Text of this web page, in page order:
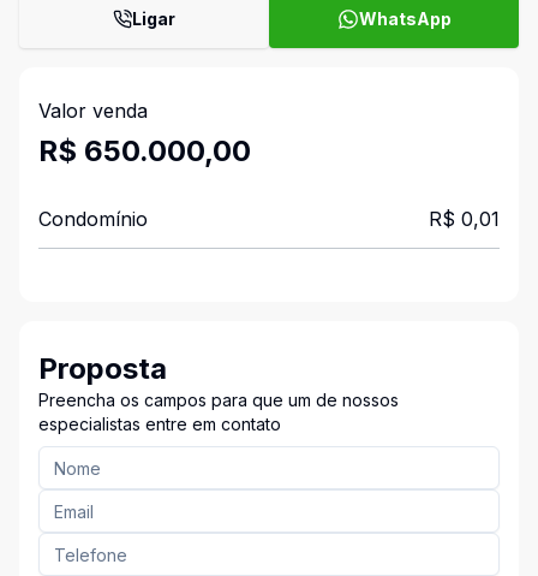
Ligar WhatsApp
Valor venda
R$ 650.000,00
Condomínio R$ 0,01
Proposta
Preencha os campos para que um de nossos
especialistas entre em contato